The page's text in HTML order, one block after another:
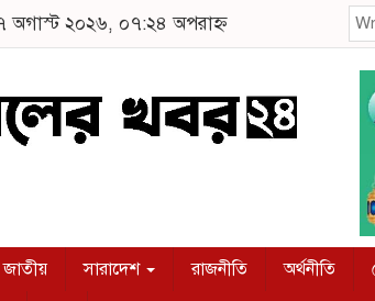
অগাস্ট ২০২৬, ০৭:২৪ অপরাহ্ন
জাতীয় সারাদেশ রাজনীতি অর্থনীতি